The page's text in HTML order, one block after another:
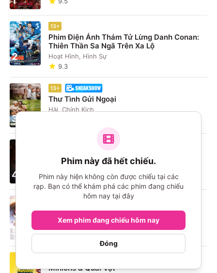
2
13+
Phim Điện Ảnh Thám Tử Lừng Danh Conan:
Thiên Thần Sa Ngã Trên Xa Lộ
Hoạt Hình, Hình Sự
9.3
3
13+
Thư Tình Gửi Ngoại
Hài, Chính Kịch
4
The Odyssey
Phiêu Lưu, Chính Kịch
9.7
5
Umamusume: Pretty Derby - Khởi Đầu Kỷ
Nguyên Mới
Hài, Hoạt Hình
Minions & Quái Vật
Phim này đã hết chiếu.
Phim này hiện không còn được chiếu tại các
rạp. Bạn có thể khám phá các phim đang chiếu
hôm nay tại đây
Xem phim đang chiếu hôm nay
Đóng